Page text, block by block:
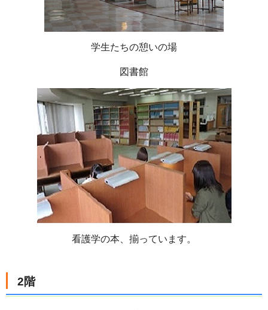
学生たちの憩いの場
図書館
看護学の本、揃っています。
2階